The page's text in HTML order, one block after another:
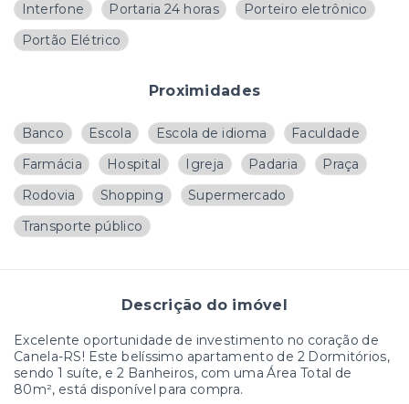
Interfone
Portaria 24 horas
Porteiro eletrônico
Portão Elétrico
Proximidades
Banco Escola Escola de idioma
Faculdade
Farmácia
Hospital Igreja Padaria
Praça
Rodovia
Shopping
Supermercado
Transporte público
Descrição do imóvel
Excelente oportunidade de investimento no coração de
Canela-RS! Este belíssimo apartamento de 2 Dormitórios,
sendo 1 suíte, e 2 Banheiros, com uma Área Total de
80m², está disponível para compra.